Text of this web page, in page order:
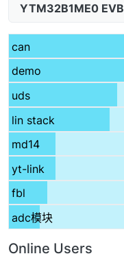
YTM32B1ME0 EVB
can
demo
uds
lin stack
md14
yt-link
fbl
adc模块
Online Users